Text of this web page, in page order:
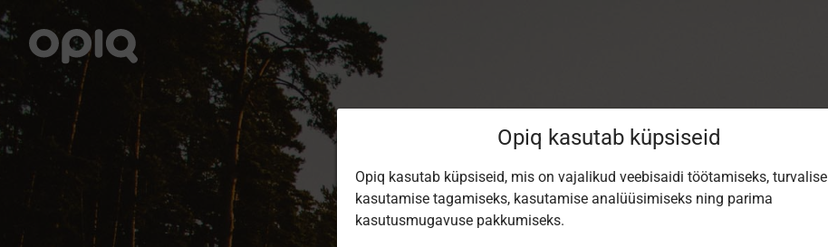
Opiq kasutab küpsiseid
Opiq kasutab küpsiseid, mis on vajalikud veebisaidi töötamiseks, turvalise
kasutamise tagamiseks, kasutamise analüüsimiseks ning parima
kasutusmugavuse pakkumiseks.